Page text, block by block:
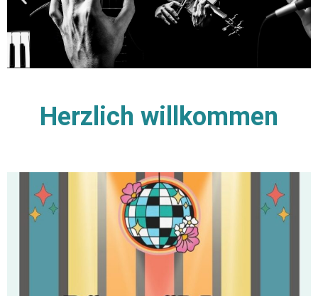
Herzlich willkommen